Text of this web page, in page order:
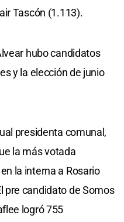
Tascón (1.113).
hubo candidatos
y la elección de junio
presidenta comunal,
la más votada
la interna a Rosario
pre candidato de Somos
logró 755